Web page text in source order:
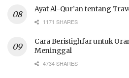
Ayat Al-Qur’an tentang
1171 SHARES
Cara Beristighfar untuk
Meninggal
4734 SHARES